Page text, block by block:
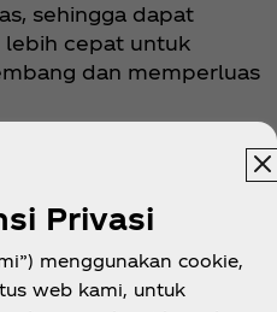
sehingga dapat
lebih cepat untuk
dan memperluas
Privasi
menggunakan cookie,
web kami, untuk